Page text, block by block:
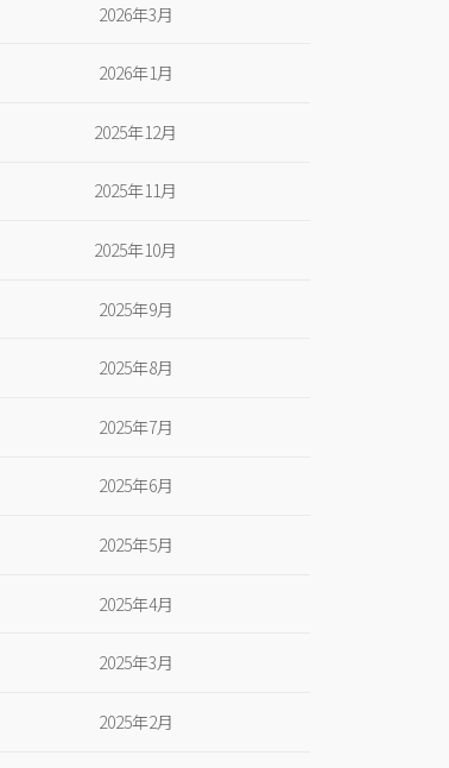
2026年3月
2026年1月
2025年12月
2025年11月
2025年10月
2025年9月
2025年8月
2025年7月
2025年6月
2025年5月
2025年4月
2025年3月
2025年2月